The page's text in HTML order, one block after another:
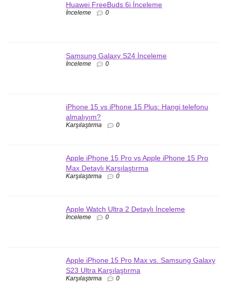
Huawei FreeBuds 6i İnceleme
İnceleme 0
Samsung Galaxy S24 İnceleme
İnceleme 0
iPhone 15 vs iPhone 15 Plus: Hangi telefonu
almalıyım?
Karşılaştırma 0
Apple iPhone 15 Pro vs Apple iPhone 15 Pro
Max Detaylı Karşılaştırma
Karşılaştırma 0
Apple Watch Ultra 2 Detaylı İnceleme
İnceleme 0
Apple iPhone 15 Pro Max vs. Samsung Galaxy
S23 Ultra Karşılaştırma
Karşılaştırma 0